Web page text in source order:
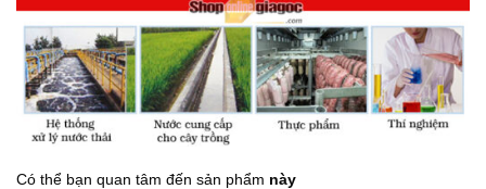
Có thể bạn quan tâm đến sản phẩm này